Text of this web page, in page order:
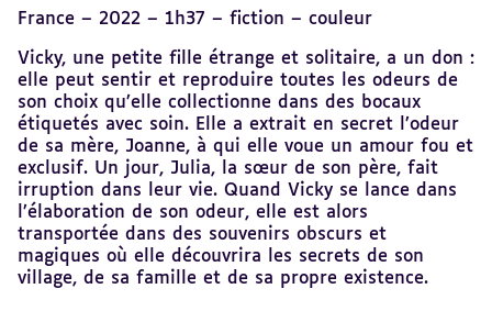
France – 2022 – 1h37 – fiction – couleur
Vicky, une petite fille étrange et solitaire, a un don :
elle peut sentir et reproduire toutes les odeurs de
son choix qu’elle collectionne dans des bocaux
étiquetés avec soin. Elle a extrait en secret l’odeur
de sa mère, Joanne, à qui elle voue un amour fou et
exclusif. Un jour, Julia, la sœur de son père, fait
irruption dans leur vie. Quand Vicky se lance dans
l’élaboration de son odeur, elle est alors
transportée dans des souvenirs obscurs et
magiques où elle découvrira les secrets de son
village, de sa famille et de sa propre existence.